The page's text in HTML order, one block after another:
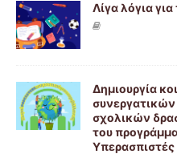
Λίγα λόγια
Δημιουργία
σχολικών
του